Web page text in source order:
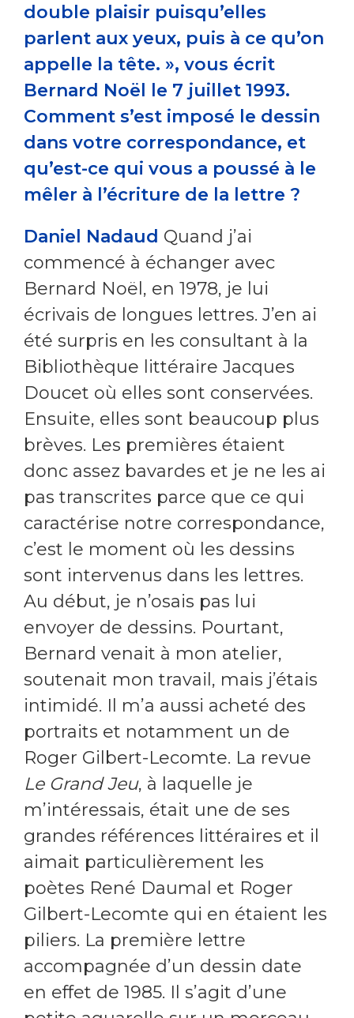
double plaisir puisqu’elles
parlent aux yeux, puis à ce qu’on
appelle la tête. », vous écrit
Bernard Noël le 7 juillet 1993.
Comment s’est imposé le dessin
dans votre correspondance, et
qu’est-ce qui vous a poussé à le
mêler à l’écriture de la lettre ?
Daniel Nadaud Quand j’ai
commencé à échanger avec
Bernard Noël, en 1978, je lui
écrivais de longues lettres. J’en ai
été surpris en les consultant à la
Bibliothèque littéraire Jacques
Doucet où elles sont conservées.
Ensuite, elles sont beaucoup plus
brèves. Les premières étaient
donc assez bavardes et je ne les ai
pas transcrites parce que ce qui
caractérise notre correspondance,
c’est le moment où les dessins
sont intervenus dans les lettres.
Au début, je n’osais pas lui
envoyer de dessins. Pourtant,
Bernard venait à mon atelier,
soutenait mon travail, mais j’étais
intimidé. Il m’a aussi acheté des
portraits et notamment un de
Roger Gilbert-Lecomte. La revue
Le Grand Jeu, à laquelle je
m’intéressais, était une de ses
grandes références littéraires et il
aimait particulièrement les
poètes René Daumal et Roger
Gilbert-Lecomte qui en étaient les
piliers. La première lettre
accompagnée d’un dessin date
en effet de 1985. Il s’agit d’une